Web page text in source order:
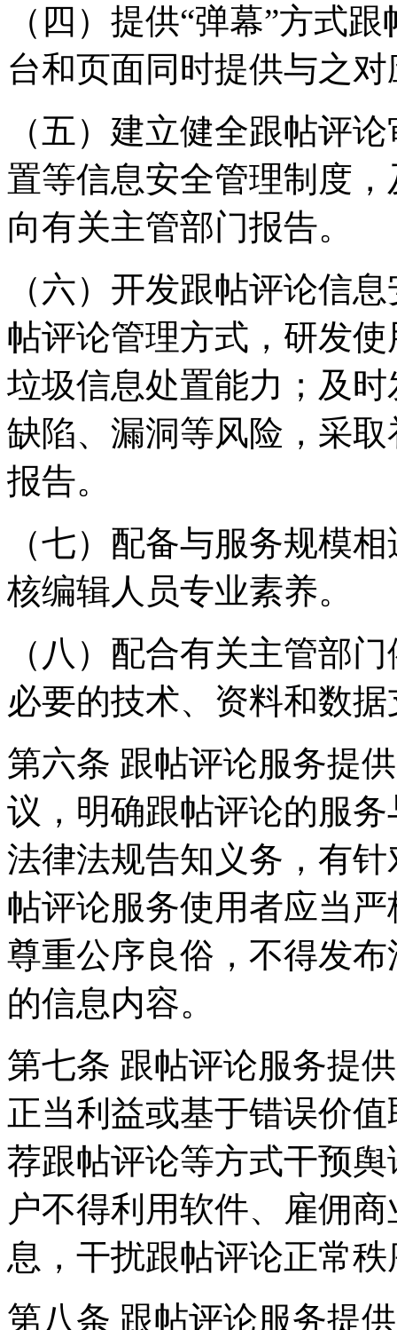
（四）提供“弹幕”方式
台和页面同时提供与之
（五）建立健全跟帖评
置等信息安全管理制度
向有关主管部门报告。
（六）开发跟帖评论信
帖评论管理方式，研发
垃圾信息处置能力；及
缺陷、漏洞等风险，采
报告。
（七）配备与服务规模
核编辑人员专业素养。
（八）配合有关主管部
必要的技术、资料和数
第六条 跟帖评论服务提
议，明确跟帖评论的服
法律法规告知义务，有
帖评论服务使用者应当
尊重公序良俗，不得发
的信息内容。
第七条 跟帖评论服务提
正当利益或基于错误价
荐跟帖评论等方式干预
户不得利用软件、雇佣
息，干扰跟帖评论正常
第八条 跟帖评论服务提